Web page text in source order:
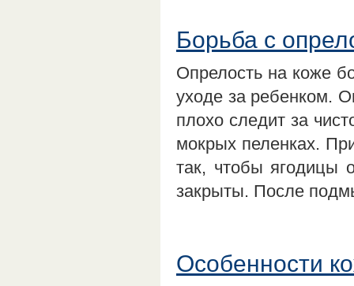
Борьба с
Опрелость на коже
уходе за ребенком.
плохо следит за
мокрых пеленках.
так, чтобы ягодицы
закрыты. После
Особенности